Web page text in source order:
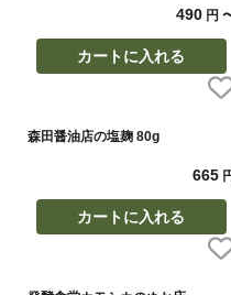
490円
カートに入れる
森田醤油店の塩麹 80g
665
カートに入れる